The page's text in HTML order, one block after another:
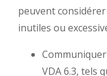
peuvent
inutiles ou
VDA 6.3, tels